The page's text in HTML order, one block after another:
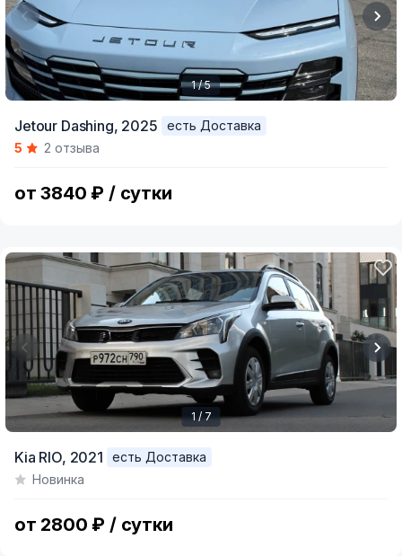
of
1 / 5
Jetour Dashing, 2025
есть Доставка
5
2 отзыва
от 3840 ₽ / сутки
of
1 / 7
Kia RIO, 2021
есть Доставка
Новинка
от 2800 ₽ / сутки